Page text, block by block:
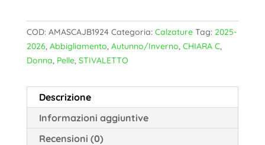
COD: AMASCAJB1924 Categoria: Calzature Tag: 2025-
2026, Abbigliamento, Autunno/Inverno, CHIARA C,
Donna, Pelle, STIVALETTO
Descrizione
Informazioni aggiuntive
Recensioni (0)